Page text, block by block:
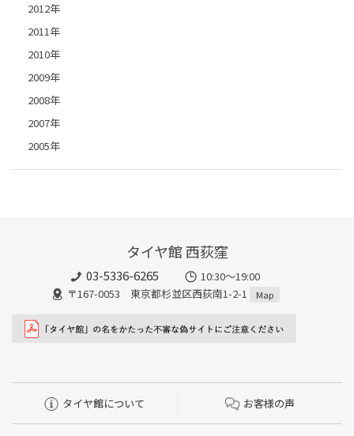
2012年
2011年
2010年
2009年
2008年
2007年
2005年
タイヤ館 西荻窪
03-5336-6265
10:30～19:00
〒167-0053 東京都杉並区西荻南1-2-1
Map
タイヤ館について お客様の声